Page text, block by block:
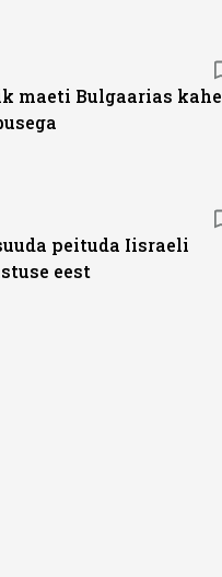
maeti Bulgaarias kahe
peituda Iisraeli
eest